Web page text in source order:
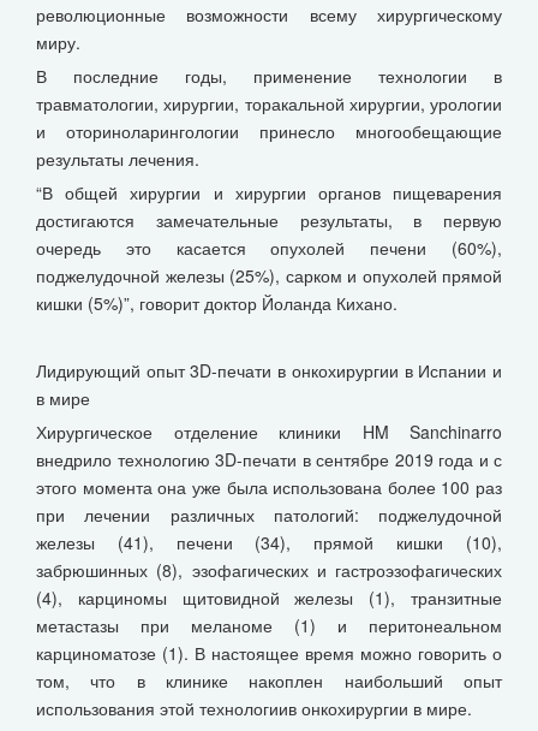
революционные возможности всему хирургическому
миру.
В последние годы, применение технологии в
травматологии, хирургии, торакальной хирургии, урологии
и оториноларингологии принесло многообещающие
результаты лечения.
“В общей хирургии и хирургии органов пищеварения
достигаются замечательные результаты, в первую
очередь это касается опухолей печени (60%),
поджелудочной железы (25%), сарком и опухолей прямой
кишки (5%)”, говорит доктор Йоланда Кихано.
Лидирующий опыт 3D-печати в онкохирургии в Испании и
в мире
Хирургическое отделение клиники HM Sanchinarro
внедрило технологию 3D-печати в сентябре 2019 года и с
этого момента она уже была использована более 100 раз
при лечении различных патологий: поджелудочной
железы (41), печени (34), прямой кишки (10),
забрюшинных (8), эзофагических и гастроэзофагических
(4), карциномы щитовидной железы (1), транзитные
метастазы при меланоме (1) и перитонеальном
карциноматозе (1). В настоящее время можно говорить о
том, что в клинике накоплен наибольший опыт
использования этой технологиив онкохирургии в мире.